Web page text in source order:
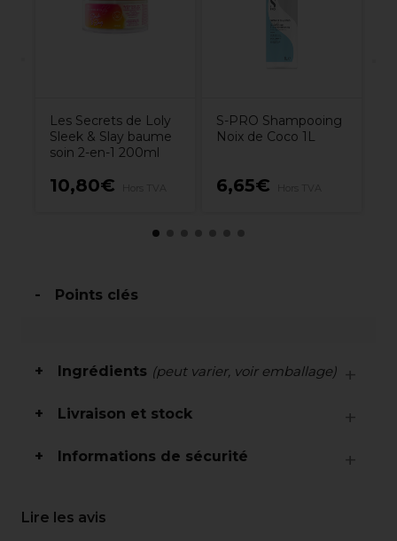
Les Secrets de Loly
Sleek & Slay baume
soin 2-en-1 200ml
10,80€
S-PRO Shampooing
Noix de Coco 1L
6,65€
Points clés
Ingrédients (peut varier, voir emballage)
Livraison et stock
Informations de sécurité
Lire les avis